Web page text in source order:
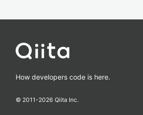
How developers code is here.
© 2011-2026 Qiita Inc.